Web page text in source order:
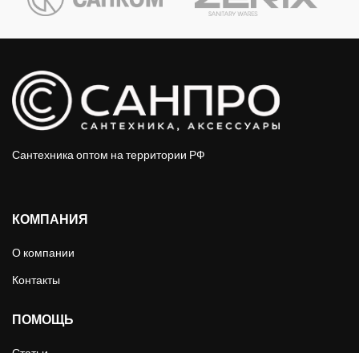
Сантехника оптом на территории РФ
КОМПАНИЯ
О компании
Контакты
ПОМОЩЬ